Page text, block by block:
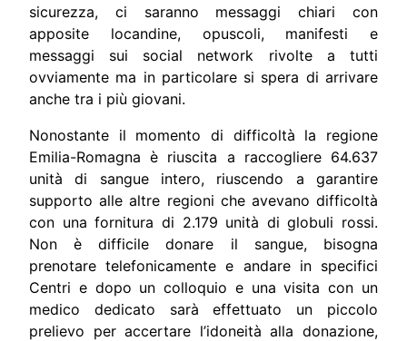
sicurezza, ci saranno messaggi chiari con
apposite locandine, opuscoli, manifesti e
messaggi sui social network rivolte a tutti
ovviamente ma in particolare si spera di arrivare
anche tra i più giovani.
Nonostante il momento di difficoltà la regione
Emilia-Romagna è riuscita a raccogliere 64.637
unità di sangue intero, riuscendo a garantire
supporto alle altre regioni che avevano difficoltà
con una fornitura di 2.179 unità di globuli rossi.
Non è difficile donare il sangue, bisogna
prenotare telefonicamente e andare in specifici
Centri e dopo un colloquio e una visita con un
medico dedicato sarà effettuato un piccolo
prelievo per accertare l’idoneità alla donazione,